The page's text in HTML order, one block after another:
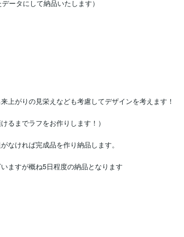
ータにして納品いたします）
上がりの見栄えなども考慮してデザインを考えます！
るまでラフをお作りします！）
ければ完成品を作り納品します。
ますが概ね5日程度の納品となります